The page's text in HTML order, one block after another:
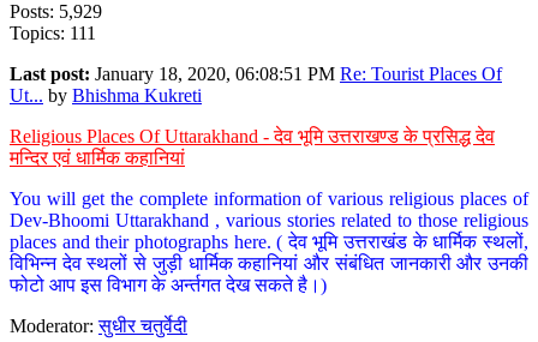
Posts: 5,929
Topics: 111
Last post: January 18, 2020, 06:08:51 PM Re: Tourist Places Of
Ut... by Bhishma Kukreti
Religious Places Of Uttarakhand - देव भूमि उत्तराखण्ड के प्रसिद्ध देव
मन्दिर एवं धार्मिक कहानियां
You will get the complete information of various religious places of
Dev-Bhoomi Uttarakhand , various stories related to those religious
places and their photographs here. ( देव भूमि उत्तराखंड के धार्मिक स्थलों,
विभिन्न देव स्थलों से जुड़ी धार्मिक कहानियां और संबंधित जानकारी और उनकी
फोटो आप इस विभाग के अर्न्तगत देख सकते है।)
Moderator:सुधीर चतुर्वेदी